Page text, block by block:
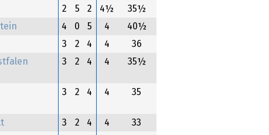
2 5 2 4½
35½
4 0 5 4
40½
3 2 4 4
36
3 2 4 4 35½
3 2 4 4 35
3 2 4 4
33